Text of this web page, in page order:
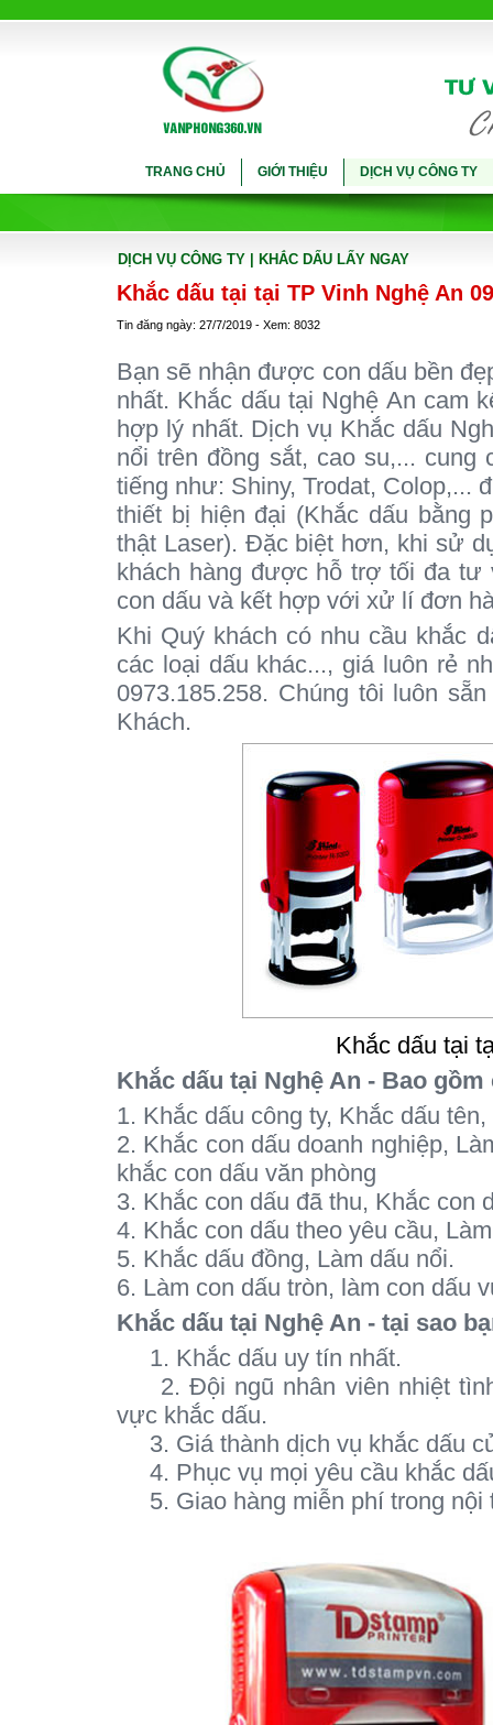
TRANG CHỦ GIỚI THIỆU DỊCH VỤ CÔNG TY
DỊCH VỤ CÔNG TY | KHẮC DẤU LẤY NGAY
Khắc dấu tại tại TP Vinh Nghệ An
Tin đăng ngày: 27/7/2019 - Xem: 8032
Bạn sẽ nhận được con dấu bền
nhất. Khắc dấu tại Nghệ An cam
hợp lý nhất. Dịch vụ Khắc dấu
nổi trên đồng sắt, cao su,...
tiếng như: Shiny, Trodat, Colop,...
thiết bị hiện đại (Khắc dấu bằng
thật Laser). Đặc biệt hơn, khi sử
khách hàng được hỗ trợ tối đa
con dấu và kết hợp với xử lí đơn
Khi Quý khách có nhu cầu khắc
các loại dấu khác..., giá luôn rẻ
0973.185.258. Chúng tôi luôn
Khách.
Khắc dấu tại
Khắc dấu tại Nghệ An - Bao
1. Khắc dấu công ty, Khắc dấu
2. Khắc con dấu doanh nghiệp,
khắc con dấu văn phòng
3. Khắc con dấu đã thu, Khắc con
4. Khắc con dấu theo yêu cầu,
5. Khắc dấu đồng, Làm dấu nổi.
6. Làm con dấu tròn, làm con dấu
Khắc dấu tại Nghệ An - tại sao
1. Khắc dấu uy tín nhất.
2. Đội ngũ nhân viên nhiệt
vực khắc dấu.
3. Giá thành dịch vụ khắc dấu
4. Phục vụ mọi yêu cầu khắc
5. Giao hàng miễn phí trong nội